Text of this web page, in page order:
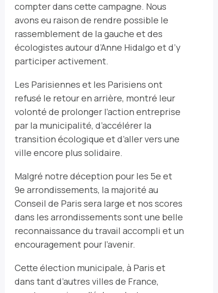
compter dans cette campagne. Nous
avons eu raison de rendre possible le
rassemblement de la gauche et des
écologistes autour d’Anne Hidalgo et d’y
participer activement.
Les Parisiennes et les Parisiens ont
refusé le retour en arrière, montré leur
volonté de prolonger l’action entreprise
par la municipalité, d’accélérer la
transition écologique et d’aller vers une
ville encore plus solidaire.
Malgré notre déception pour les 5e et
9e arrondissements, la majorité au
Conseil de Paris sera large et nos scores
dans les arrondissements sont une belle
reconnaissance du travail accompli et un
encouragement pour l’avenir.
Cette élection municipale, à Paris et
dans tant d’autres villes de France,